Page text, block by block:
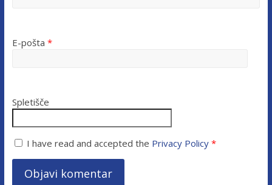
E-pošta *
Spletišče
I have read and accepted the Privacy Policy*